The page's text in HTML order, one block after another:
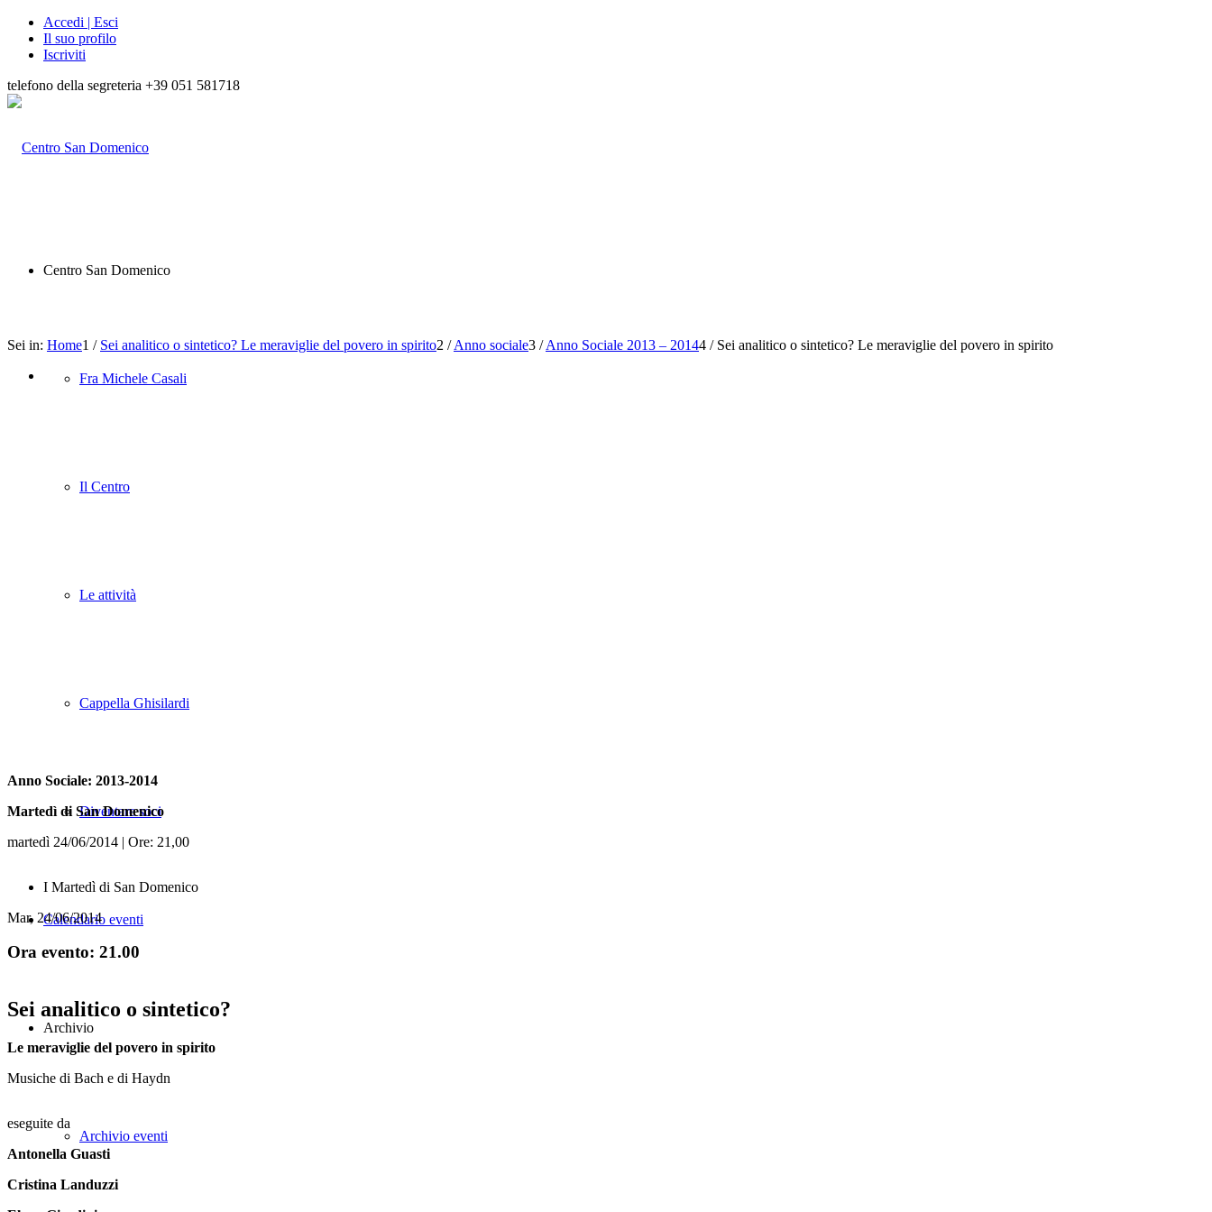
Accedi | Esci
Il suo profilo
Iscriviti
telefono della segreteria +39 051 581718
Centro San Domenico
Fra Michele Casali
Il Centro
Le attività
Cappella Ghisilardi
Diventare soci
Calendario eventi
Archivio
Archivio eventi
Sei in: Home1 / Sei analitico o sintetico? Le meraviglie del povero in spirito2 / Anno sociale3 / Anno Sociale 2013 – 20144 / Sei analitico o sintetico? Le meraviglie del povero in spirito
Anno Sociale: 2013-2014
Martedì di San Domenico
martedì 24/06/2014 | Ore: 21,00
I Martedì di San Domenico
Mar, 24/06/2014
Ora evento: 21.00
Sei analitico o sintetico?
Le meraviglie del povero in spirito
Musiche di Bach e di Haydn
eseguite da
Antonella Guasti
Cristina Landuzzi